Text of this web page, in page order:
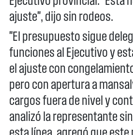
ajuste", dijo sin rodeos.
"El presupuesto sigue
funciones al Ejecutivo y
el ajuste con
pero con apertura a
cargos fuera de nivel y
analizó la representante